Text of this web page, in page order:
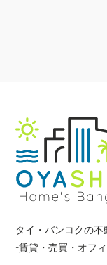
タイ・バンコクの
-賃貸・売買・オフ